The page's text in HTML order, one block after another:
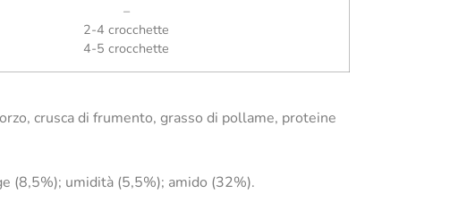
–
2-4 crocchette
4-5 crocchette
crusca di frumento, grasso di pollame, proteine
(8,5%); umidità (5,5%); amido (32%).